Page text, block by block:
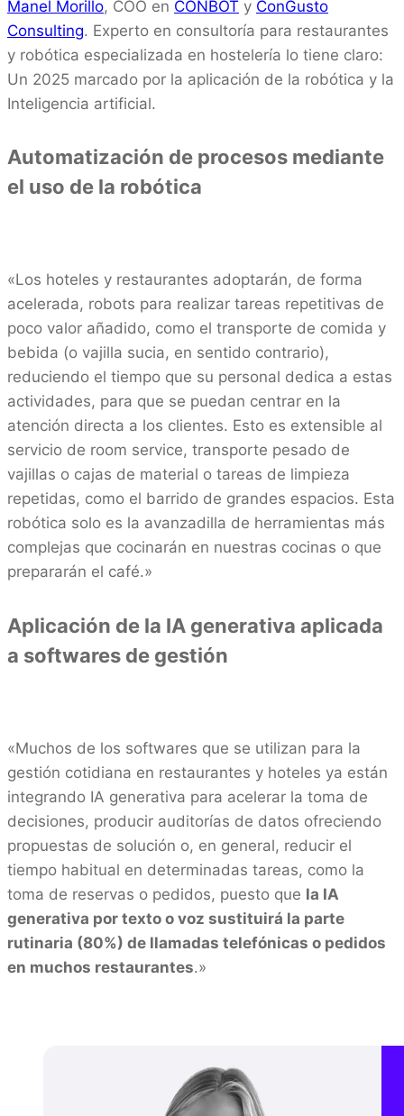
Manel Morillo, COO en CONBOT y ConGusto
Consulting. Experto en consultoría para restaurantes
y robótica especializada en hostelería lo tiene claro:
Un 2025 marcado por la aplicación de la robótica y la
Inteligencia artificial.
Automatización de procesos mediante
el uso de la robótica
«Los hoteles y restaurantes adoptarán, de forma
acelerada, robots para realizar tareas repetitivas de
poco valor añadido, como el transporte de comida y
bebida (o vajilla sucia, en sentido contrario),
reduciendo el tiempo que su personal dedica a estas
actividades, para que se puedan centrar en la
atención directa a los clientes. Esto es extensible al
servicio de room service, transporte pesado de
vajillas o cajas de material o tareas de limpieza
repetidas, como el barrido de grandes espacios. Esta
robótica solo es la avanzadilla de herramientas más
complejas que cocinarán en nuestras cocinas o que
prepararán el café.»
Aplicación de la IA generativa aplicada
a softwares de gestión
«Muchos de los softwares que se utilizan para la
gestión cotidiana en restaurantes y hoteles ya están
integrando IA generativa para acelerar la toma de
decisiones, producir auditorías de datos ofreciendo
propuestas de solución o, en general, reducir el
tiempo habitual en determinadas tareas, como la
toma de reservas o pedidos, puesto que la IA
generativa por texto o voz sustituirá la parte
rutinaria (80%) de llamadas telefónicas o pedidos
en muchos restaurantes.»